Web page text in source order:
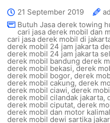
21 September 2019
Butuh Jasa derek towing
cari jasa derek mobil dan
cari jasa derek mobil di
derek mobil 24 jam jakarta
derek mobil 24 jam jakarta
derek mobil bandung derek
derek mobil bekasi, derek
derek mobil bogor,derek
derek mobil cakung, derek
derek mobil ciawi, derek
derek mobil cilandak jakarta,
derek mobil ciputat, derek
derek mobil dan motor
derek mobil dewi sartika